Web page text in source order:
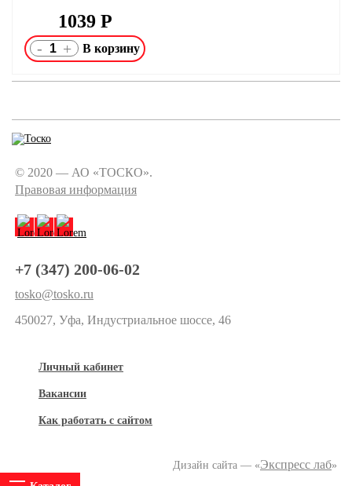
1039 Р
- +
© 2020 — АО «ТОСКО».
Правовая информация
+7 (347) 200-06-02
tosko@tosko.ru
450027, Уфа, Индустриальное шоссе, 46
Личный кабинет
Вакансии
Как работать с сайтом
Дизайн сайта — «Экспресс лаб»